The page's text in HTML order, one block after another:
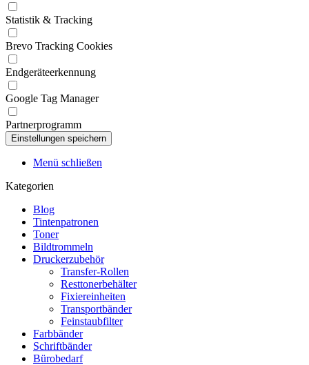
Statistik & Tracking
Brevo Tracking Cookies
Endgeräteerkennung
Google Tag Manager
Partnerprogramm
Menü schließen
Kategorien
Blog
Tintenpatronen
Toner
Bildtrommeln
Druckerzubehör
Transfer-Rollen
Resttonerbehälter
Fixiereinheiten
Transportbänder
Feinstaubfilter
Farbbänder
Schriftbänder
Bürobedarf